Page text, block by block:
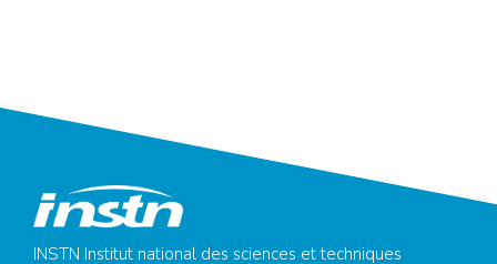
INSTN Institut national des sciences et techniques